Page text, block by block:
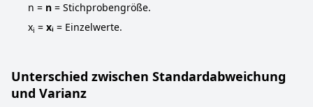
n = n = Stichprobengröße.
xi = xᵢ = Einzelwerte.
Unterschied zwischen Standardabweichung
und Varianz